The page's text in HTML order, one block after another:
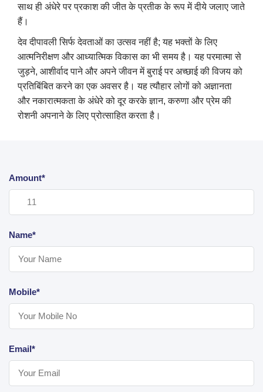
साथ ही अंधेरे पर प्रकाश की जीत के प्रतीक के रूप में दीये जलाए जाते
हैं।
देव दीपावली सिर्फ देवताओं का उत्सव नहीं है; यह भक्तों के लिए
आत्मनिरीक्षण और आध्यात्मिक विकास का भी समय है। यह परमात्मा से
जुड़ने, आशीर्वाद पाने और अपने जीवन में बुराई पर अच्छाई की विजय को
प्रतिबिंबित करने का एक अवसर है। यह त्यौहार लोगों को अज्ञानता
और नकारात्मकता के अंधेरे को दूर करके ज्ञान, करुणा और प्रेम की
रोशनी अपनाने के लिए प्रोत्साहित करता है।
Amount*
Name*
Mobile*
Email*